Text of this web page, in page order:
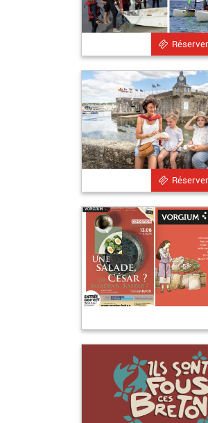
Réserver
Réserver